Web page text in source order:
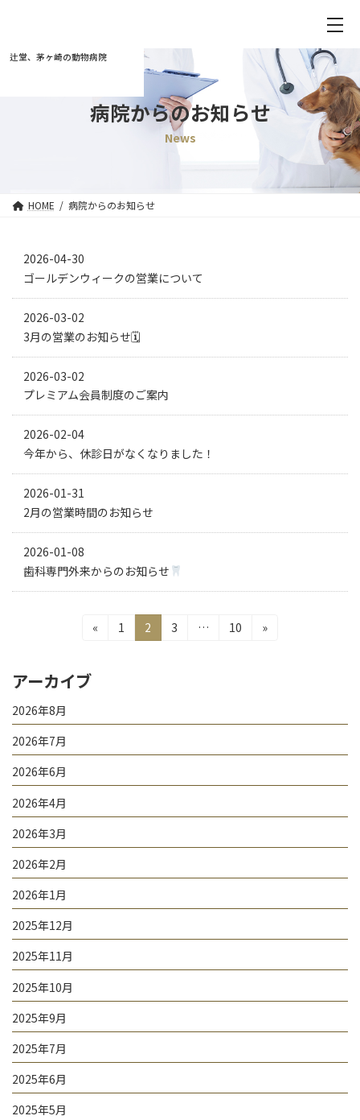
辻堂、茅ヶ崎の動物病院
病院からのお知らせ
News
HOME 病院からのお知らせ
2026-04-30
ゴールデンウィークの営業について
2026-03-02
3月の営業のお知らせ🗓
2026-03-02
プレミアム会員制度のご案内
2026-02-04
今年から、休診日がなくなりました！
2026-01-31
2月の営業時間のお知らせ
2026-01-08
歯科専門外来からのお知らせ
ー
送
り
«
固1
固
定
2
固
3 …
固
10 »
アーカイブ
2026年8月
2026年7月
2026年6月
2026年4月
2026年3月
2026年2月
2026年1月
2025年12月
2025年11月
2025年10月
2025年9月
2025年7月
2025年6月
2025年5月